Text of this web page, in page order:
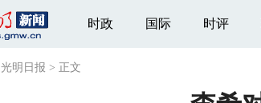
时政 国际 时评
光明日报 > 正文